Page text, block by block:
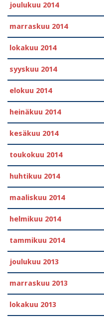
joulukuu 2014
marraskuu 2014
lokakuu 2014
syyskuu 2014
elokuu 2014
heinäkuu 2014
kesäkuu 2014
toukokuu 2014
huhtikuu 2014
maaliskuu 2014
helmikuu 2014
tammikuu 2014
joulukuu 2013
marraskuu 2013
lokakuu 2013